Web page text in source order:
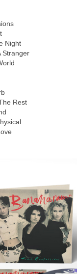
Night
Stranger
Rest